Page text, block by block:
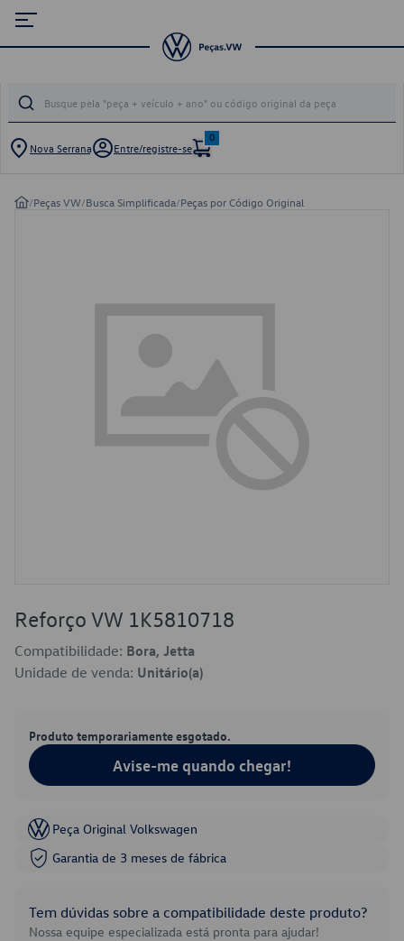
Nova Serrana Entre/registre-se
0
/Peças VW/Busca Simplificada/Peças por Código Original
Reforço VW 1K5810718
Compatibilidade: Bora, Jetta
Unidade de venda: Unitário(a)
Produto temporariamente esgotado.
Avise-me quando chegar!
Peça Original Volkswagen
Garantia de 3 meses de fábrica
Tem dúvidas sobre a compatibilidade deste produto?
Nossa equipe especializada está pronta para ajudar!